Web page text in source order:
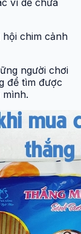
vì dễ chứa
chim cảnh
người chơi
để tìm được